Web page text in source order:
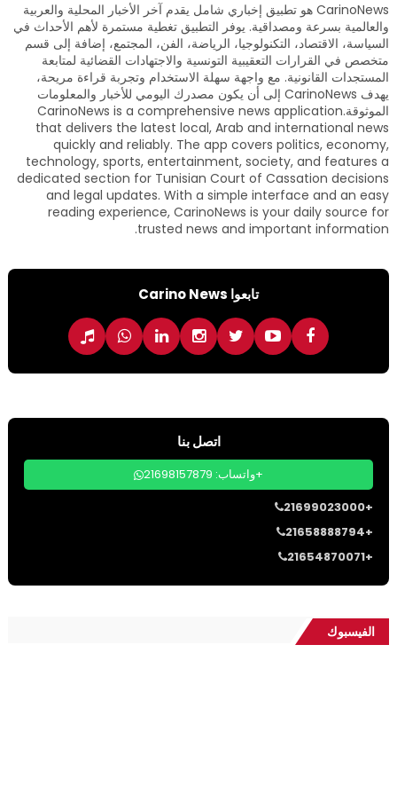
CarinoNews هو تطبيق إخباري شامل يقدم آخر الأخبار المحلية والعربية
والعالمية بسرعة ومصداقية. يوفر التطبيق تغطية مستمرة لأهم الأحداث في
السياسة، الاقتصاد، التكنولوجيا، الرياضة، الفن، المجتمع، إضافة إلى قسم
متخصص في القرارات التعقيبية التونسية والاجتهادات القضائية لمتابعة
المستجدات القانونية. مع واجهة سهلة الاستخدام وتجربة قراءة مريحة،
يهدف CarinoNews إلى أن يكون مصدرك اليومي للأخبار والمعلومات
الموثوقة.CarinoNews is a comprehensive news application
that delivers the latest local, Arab and international news
quickly and reliably. The app covers politics, economy,
technology, sports, entertainment, society, and features a
dedicated section for Tunisian Court of Cassation decisions
and legal updates. With a simple interface and an easy
reading experience, CarinoNews is your daily source for
trusted news and important information.
تابعوا Carino News
اتصل بنا
واتساب: 21698157879+
21699023000+
21658888794+
21654870071+
الفيسبوك